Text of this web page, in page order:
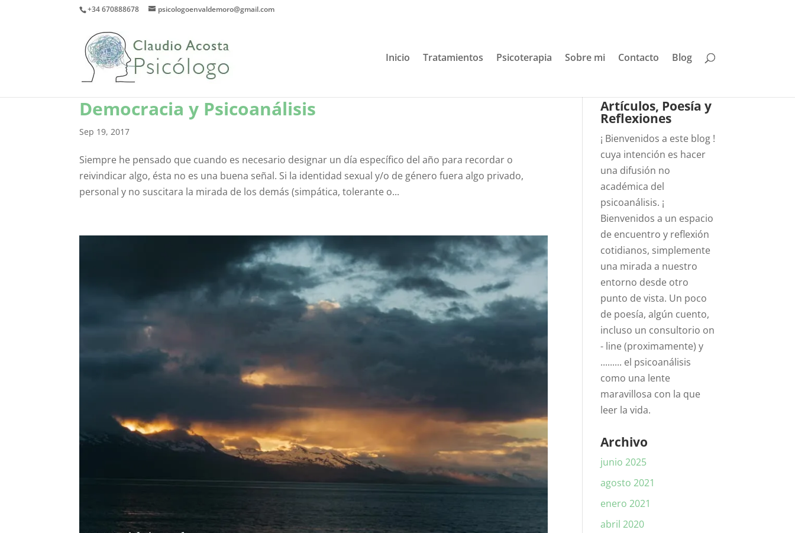
+34 670888678 psicologoenvaldemoro@gmail.com
Inicio Tratamientos Psicoterapia Sobre mi Contacto Blog
Democracia y Psicoanálisis
Sep 19, 2017
Siempre he pensado que cuando es necesario designar un día específico del año para recordar o
reivindicar algo, ésta no es una buena señal. Si la identidad sexual y/o de género fuera algo privado,
personal y no suscitara la mirada de los demás (simpática, tolerante o...
Artículos, Poesía y
Reflexiones
¡ Bienvenidos a este blog !
cuya intención es hacer
una difusión no
académica del
psicoanálisis. ¡
Bienvenidos a un espacio
de encuentro y reflexión
cotidianos, simplemente
una mirada a nuestro
entorno desde otro
punto de vista. Un poco
de poesía, algún cuento,
incluso un consultorio on
- line (proximamente) y
......... el psicoanálisis
como una lente
maravillosa con la que
leer la vida.
Archivo
junio 2025
agosto 2021
enero 2021
abril 2020